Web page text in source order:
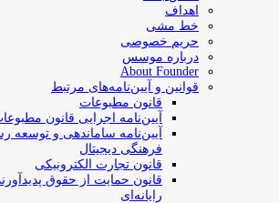
اهداف
خط مشی
حریم خصوصی
درباره موسس
About Founder
قوانین و آیین‌نامه‌های مرتبط
‌قانون مطبوعات
آیین‌نامه اجرایی قانون
آیین‌نامه سامان­دهی و توسعه
فرهنگی دیجیتال
قانون تجارت الکترونیکی
قانون حمایت از حقوق
رایانه‌ای